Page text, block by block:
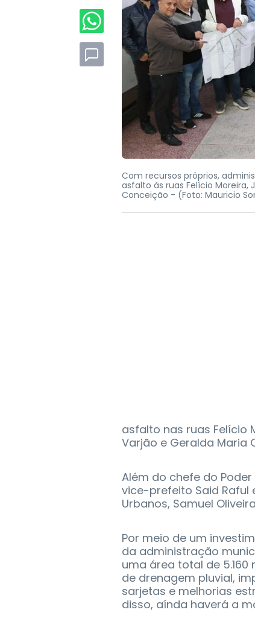
Com recursos próprios,
asfalto às ruas Felício Moreira,
Conceição - (Foto: Mauricio
asfalto nas ruas Felício
Varjão e Geralda Maria
Além do chefe do
vice-prefeito Said Raful
Urbanos, Samuel
Por meio de um
da administração
uma área total de
de drenagem pluvial,
sarjetas e melhorias
disso, aínda haverá a